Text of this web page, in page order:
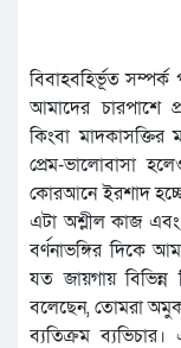
বিবাহবহির্ভূত
আমাদের চারপাশে
কিংবা
প্রেম-ভালোবাসা
কোরআনে ইরশাদ
এটা অশ্লীল কাজ
বর্ণনাভঙ্গির দিকে
যত জায়গায় বিভিন্ন
বলেছেন, তোমরা
ব্যতিক্রম